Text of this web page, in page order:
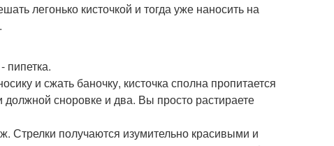
легонько кисточкой и тогда уже наносить на
пипетка.
и сжать баночку, кисточка сполна пропитается
должной сноровке и два. Вы просто растираете
Стрелки получаются изумительно красивыми и